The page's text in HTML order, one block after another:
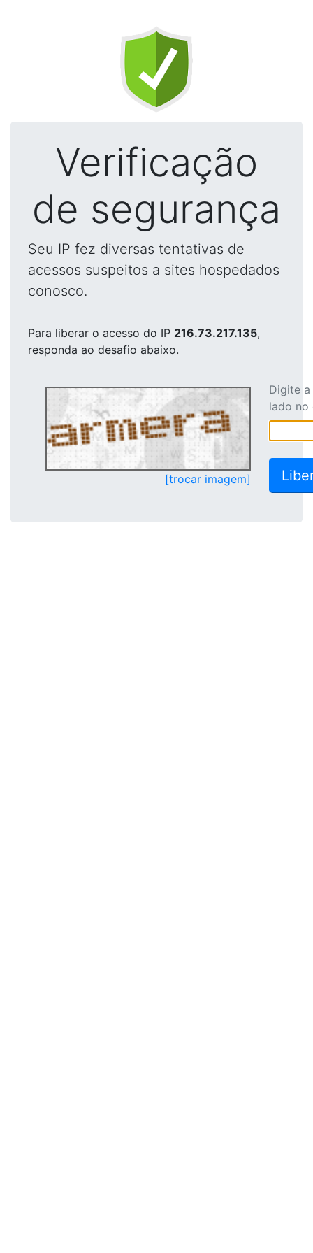
Verificação
de segurança
Seu IP fez diversas tentativas de
acessos suspeitos a sites hospedados
conosco.
Para liberar o acesso do IP 216.73.217.135,
responda ao desafio abaixo.
[trocar imagem]
Digite
lado no